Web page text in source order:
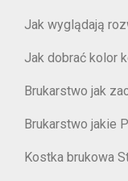
Jak wyglądają
Jak dobrać kolor
Brukarstwo jak
Brukarstwo jakie
Kostka brukowa